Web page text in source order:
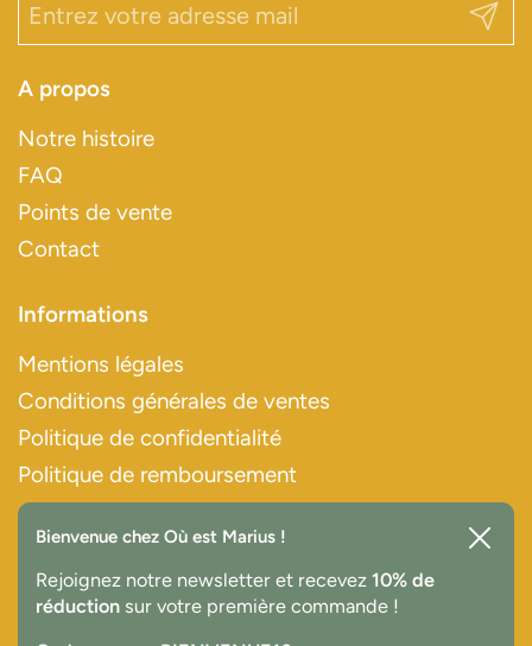
A propos
Notre histoire
FAQ
Points de vente
Contact
Informations
Mentions légales
Conditions générales de ventes
Politique de confidentialité
Politique de remboursement
Paiements sécurisés
Bienvenue chez Où est Marius !
Rejoignez notre newsletter et recevez 10% de
réduction sur votre première commande !